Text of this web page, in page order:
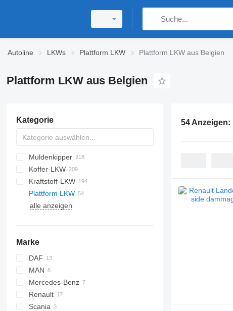
Autoline LKWs Plattform LKW Plattform LKW aus Belgien
Plattform LKW aus Belgien
Kategorie
Muldenkipper
Koffer-LKW
Kraftstoff-LKW
Plattform LKW
alle anzeigen
Marke
DAF
CF
XF
MAN
NL series
TGA
TGS
Mercedes-Benz
Actros
Arocs
Renault
C-series
Scania
54 Anzeigen: